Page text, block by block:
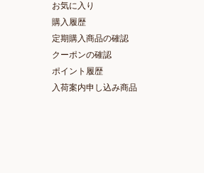
お気に入り
購入履歴
定期購入商品の確認
クーポンの確認
ポイント履歴
入荷案内申し込み商品